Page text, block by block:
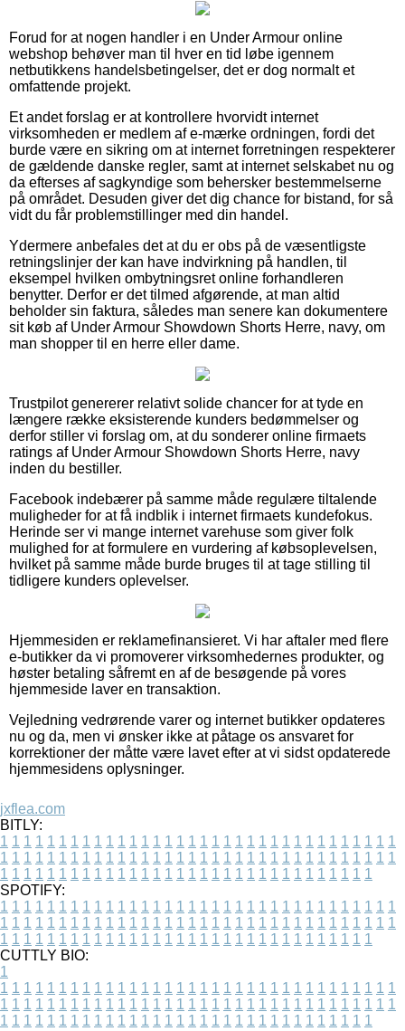
Forud for at nogen handler i en Under Armour online
webshop behøver man til hver en tid løbe igennem
netbutikkens handelsbetingelser, det er dog normalt et
omfattende projekt.
Et andet forslag er at kontrollere hvorvidt internet
virksomheden er medlem af e-mærke ordningen, fordi det
burde være en sikring om at internet forretningen respekterer
de gældende danske regler, samt at internet selskabet nu og
da efterses af sagkyndige som behersker bestemmelserne
på området. Desuden giver det dig chance for bistand, for så
vidt du får problemstillinger med din handel.
Ydermere anbefales det at du er obs på de væsentligste
retningslinjer der kan have indvirkning på handlen, til
eksempel hvilken ombytningsret online forhandleren
benytter. Derfor er det tilmed afgørende, at man altid
beholder sin faktura, således man senere kan dokumentere
sit køb af Under Armour Showdown Shorts Herre, navy, om
man shopper til en herre eller dame.
Trustpilot genererer relativt solide chancer for at tyde en
længere række eksisterende kunders bedømmelser og
derfor stiller vi forslag om, at du sonderer online firmaets
ratings af Under Armour Showdown Shorts Herre, navy
inden du bestiller.
Facebook indebærer på samme måde regulære tiltalende
muligheder for at få indblik i internet firmaets kundefokus.
Herinde ser vi mange internet varehuse som giver folk
mulighed for at formulere en vurdering af købsoplevelsen,
hvilket på samme måde burde bruges til at tage stilling til
tidligere kunders oplevelser.
Hjemmesiden er reklamefinansieret. Vi har aftaler med flere
e-butikker da vi promoverer virksomhedernes produkter, og
høster betaling såfremt en af de besøgende på vores
hjemmeside laver en transaktion.
Vejledning vedrørende varer og internet butikker opdateres
nu og da, men vi ønsker ikke at påtage os ansvaret for
korrektioner der måtte være lavet efter at vi sidst opdaterede
hjemmesidens oplysninger.
jxflea.com
BITLY:
1 1 1 1 1 1 1 1 1 1 1 1 1 1 1 1 1 1 1 1 1 1 1 1 1 1 1 1 1 1 1 1 1 1
1 1 1 1 1 1 1 1 1 1 1 1 1 1 1 1 1 1 1 1 1 1 1 1 1 1 1 1 1 1 1 1 1 1
1 1 1 1 1 1 1 1 1 1 1 1 1 1 1 1 1 1 1 1 1 1 1 1 1 1 1 1 1 1 1 1
SPOTIFY:
1 1 1 1 1 1 1 1 1 1 1 1 1 1 1 1 1 1 1 1 1 1 1 1 1 1 1 1 1 1 1 1 1 1
1 1 1 1 1 1 1 1 1 1 1 1 1 1 1 1 1 1 1 1 1 1 1 1 1 1 1 1 1 1 1 1 1 1
1 1 1 1 1 1 1 1 1 1 1 1 1 1 1 1 1 1 1 1 1 1 1 1 1 1 1 1 1 1 1 1
CUTTLY BIO:
1
1 1 1 1 1 1 1 1 1 1 1 1 1 1 1 1 1 1 1 1 1 1 1 1 1 1 1 1 1 1 1 1 1 1
1 1 1 1 1 1 1 1 1 1 1 1 1 1 1 1 1 1 1 1 1 1 1 1 1 1 1 1 1 1 1 1 1 1
1 1 1 1 1 1 1 1 1 1 1 1 1 1 1 1 1 1 1 1 1 1 1 1 1 1 1 1 1 1 1 1